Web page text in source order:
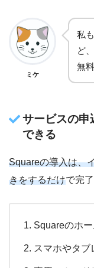
ミケ
私
ど
無
サービスの申
できる
Squareの導入は、
きをするだけで完
Squareのホ
スマホやタブ